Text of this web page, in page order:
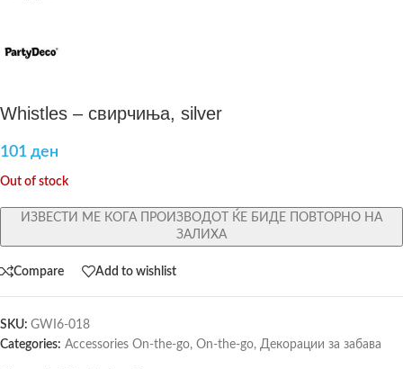
Whistles – свирчиња, silver
101 ден
Out of stock
ИЗВЕСТИ МЕ КОГА ПРОИЗВОДОТ ЌЕ БИДЕ ПОВТОРНО НА
ЗАЛИХА
Compare Add to wishlist
SKU: GWI6-018
Categories: Accessories On-the-go, On-the-go, Декорации за забава